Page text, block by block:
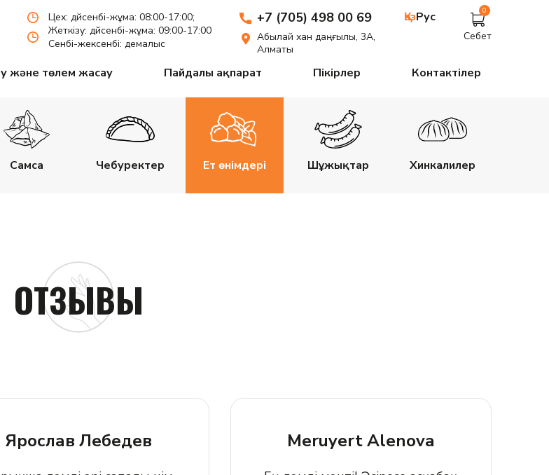
Цех: дүйсенбі-жұма: 08:00-17:00;
Жеткізу: дүйсенбі-жұма: 09:00-17:00
Сенбі-жексенбі: демалыс
+7 (705) 498 00 69
Абылай хан даңғылы, 3А,
Алматы
ҚазРус 0
Себет
және төлем жасау Пайдалы ақпарат Пікірлер Контактілер
Самса Чебуректер Ет өнімдері Шұжықтар Хинкалилер
ОТЗЫВЫ
Ярослав Лебедев Meruyert Alenova